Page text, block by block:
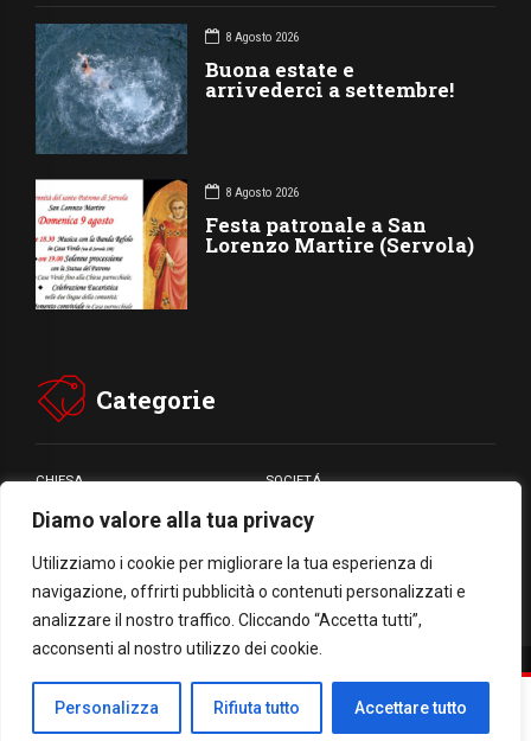
Diamo valore alla tua privacy
Utilizziamo i cookie per migliorare la tua esperienza di
navigazione, offrirti pubblicità o contenuti personalizzati e
analizzare il nostro traffico. Cliccando “Accetta tutti”,
acconsenti al nostro utilizzo dei cookie.
Personalizza Rifiuta tutto Accettare tutto
8 Agosto 2026
Buona estate e
arrivederci a settembre!
8 Agosto 2026
Festa patronale a San
Lorenzo Martire (Servola)
Categorie
CHIESA SOCIETÁ
CARITÁ GIUBILEO
CULTURA MEDIA
Facebook
WhatsApp
Threads
Email
Condividi